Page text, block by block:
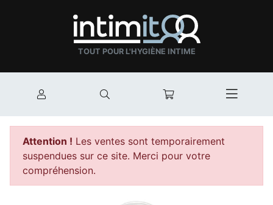
TOUT POUR L'HYGIÈNE INTIME
Mon compte Mon panier
Attention ! Les ventes sont temporairement
suspendues sur ce site. Merci pour votre
compréhension.